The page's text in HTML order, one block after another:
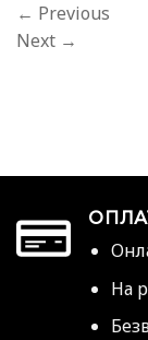
← Previous
Next →
На